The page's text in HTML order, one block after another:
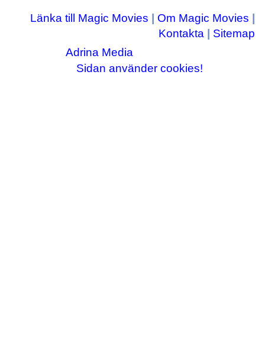
Länka till Magic Movies Om Magic Movies
Kontakta
Sitemap
Copyright © 2003-2026Adrina Media
Sidan använder cookies!